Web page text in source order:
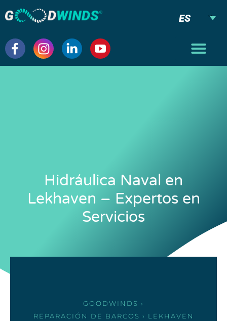
ES
Hidráulica Naval en
Lekhaven – Expertos en
Servicios
GOODWINDS ›
REPARACIÓN DE BARCOS › LEKHAVEN